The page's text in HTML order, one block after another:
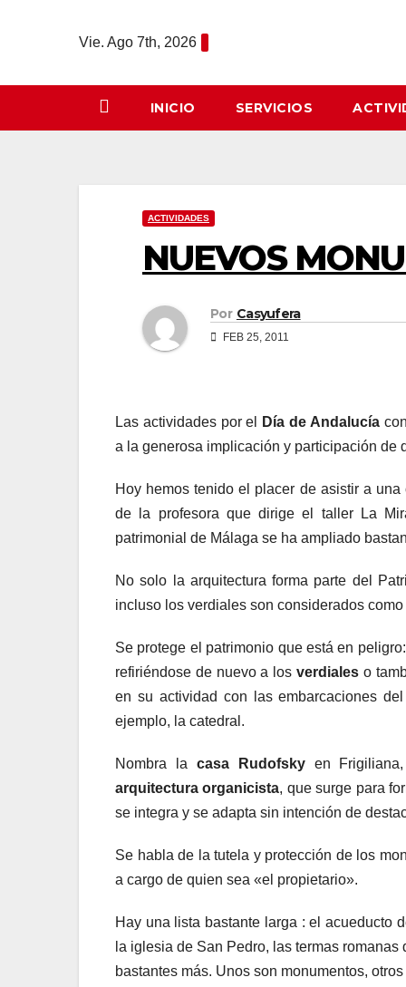
Vie. Ago 7th, 2026
INICIO SERVICIOS
ACTIVIDADES
NUEVOS
Por Casyufera
FEB 25, 2011
Las actividades por el Día de Andalucía
a la generosa implicación y participación de
Hoy hemos tenido el placer de asistir a
de la profesora que dirige el taller La
patrimonial de Málaga se ha ampliado
No solo la arquitectura forma parte del
incluso los verdiales son considerados
Se protege el patrimonio que está en
refiriéndose de nuevo a los verdialeso
en su actividad con las embarcaciones
ejemplo, la catedral.
Nombra la casa Rudofskyen Frigiliana,
arquitectura organicista, que surge para
se integra y se adapta sin intención de
Se habla de la tutela y protección de los
a cargo de quien sea «el propietario».
Hay una lista bastante larga : el acueducto
la iglesia de San Pedro, las termas
bastantes más. Unos son monumentos,